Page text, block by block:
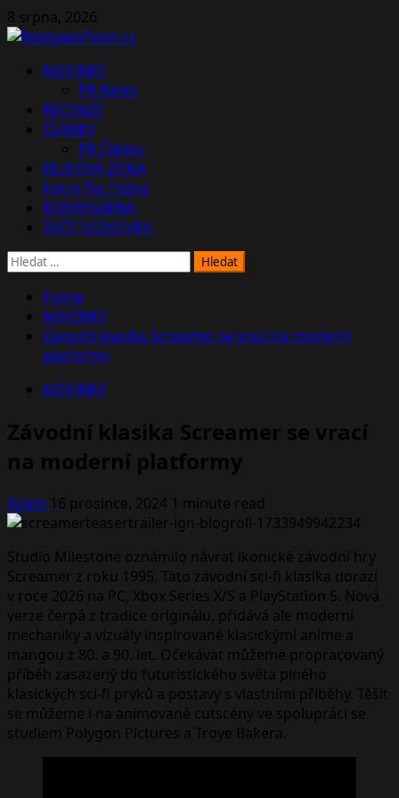
Skip
to
8 srpna, 2026
PrimaryNOVINKY
PR News
RECENZE
ČLÁNKY
PR Články
FILMOVÁ ZÓNA
Herní Tip Týdne
KOMIKSÁRNA
SVĚT DESKOVEK
Vyhledávání
Home
NOVINKY
Závodní klasika Screamer se vrací na moderní
platformy
NOVINKY
Závodní klasika Screamer se vrací
na moderní platformy
Adam 16 prosince, 2024 1 minute read
Studio Milestone oznámilo návrat ikonické závodní hry
Screamer z roku 1995. Tato závodní sci-fi klasika dorazí
v roce 2026 na PC, Xbox Series X/S a PlayStation 5. Nová
verze čerpá z tradice originálu, přidává ale moderní
mechaniky a vizuály inspirované klasickými anime a
mangou z 80. a 90. let. Očekávat můžeme propracovaný
příběh zasazený do futuristického světa plného
klasických sci-fi prvků a postavy s vlastními příběhy. Těšit
se můžeme i na animované cutscény ve spolupráci se
studiem Polygon Pictures a Troye Bakera.